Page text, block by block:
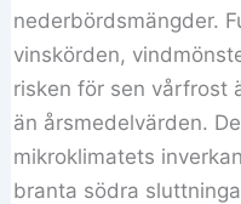
nederbördsmängder.
vinskörden,
risken för sen vårfrost
än årsmedelvärden.
mikroklimatets
branta södra